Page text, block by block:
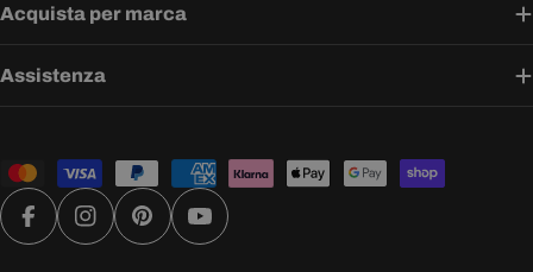
Acquista per marca
Assistenza
Metodi
di
pagamento
FacebookInstagramPinterestYouTube